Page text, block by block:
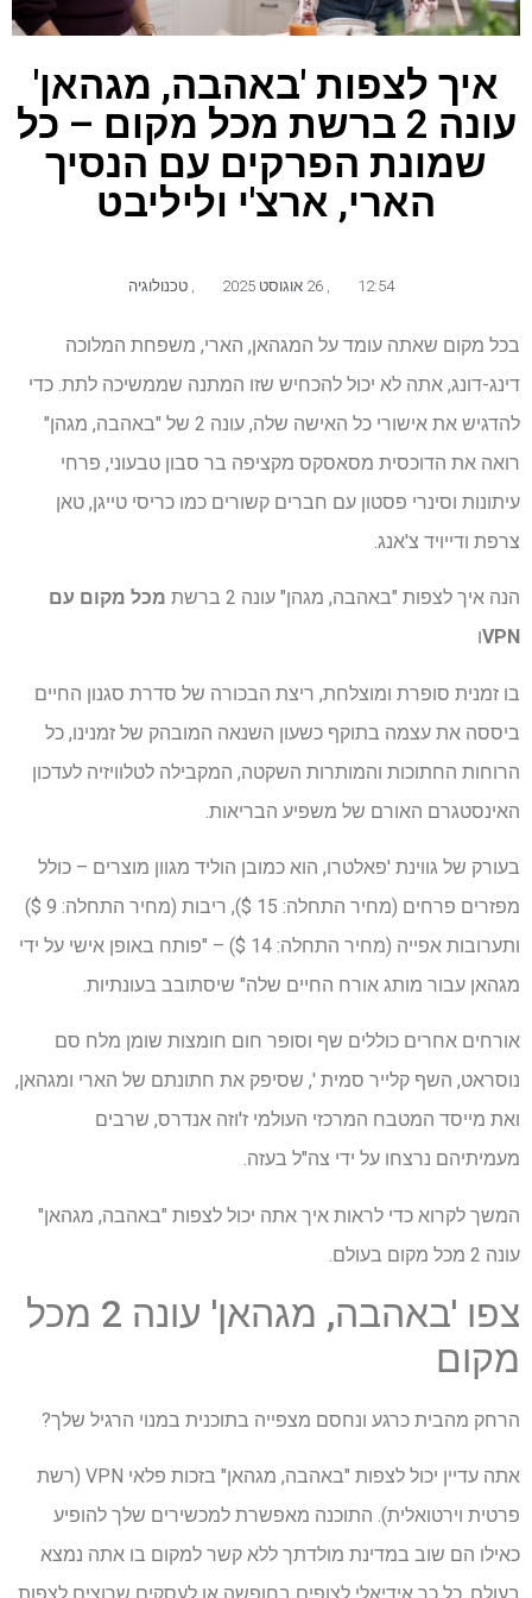
איך לצפות 'באהבה, מגהאן'
עונה 2 ברשת מכל מקום – כל
שמונת הפרקים עם הנסיך
הארי, ארצ'י וליליבט
12:54 טכנולוגיה
בכל מקום שאתה עומד על המגהאן, הארי, משפחת המלוכה
דינג-דונג, אתה לא יכול להכחיש שזו המתנה שממשיכה לתת. כדי
להדגיש את אישורי כל האישה שלה, עונה 2 של "באהבה, מגהן"
רואה את הדוכסית מסאסקס מקציפה בר סבון טבעוני, פרחי
עיתונות וסינרי פסטון עם חברים קשורים כמו כריסי טייגן, טאן
צרפת ודייויד צ'אנג.
הנה איך לצפות "באהבה, מגהן" עונה 2 ברשת
מכל מקום עם
VPNו
בו זמנית סופרת ומוצלחת, ריצת הבכורה של סדרת סגנון החיים
ביססה את עצמה בתוקף כשעון השנאה המובהק של זמנינו, כל
הרוחות החתוכות והמותרות השקטה, המקבילה לטלוויזיה לעדכון
האינסטגרם האורם של משפיע הבריאות.
בעורק של גווינת 'פאלטרו, הוא כמובן הוליד מגוון מוצרים – כולל
מפזרים פרחים (מחיר התחלה: 15 $), ריבות (מחיר התחלה: 9 $)
ותערובות אפייה (מחיר התחלה: 14 $) – "פותח באופן אישי על ידי
מגהאן עבור מותג אורח החיים שלה" שיסתובב בעונתיות.
אורחים אחרים כוללים שף וסופר חום חומצות שומן מלח סם
נוסראט, השף קלייר סמית ', שסיפק את חתונתם של הארי ומגהאן,
ואת מייסד המטבח המרכזי העולמי ז'וזה אנדרס, שרבים
מעמיתיהם נרצחו על ידי צה"ל בעזה.
המשך לקרוא כדי לראות איך אתה יכול לצפות "באהבה, מגהאן"
עונה 2 מכל מקום בעולם.
צפו 'באהבה, מגהאן' עונה 2 מכל
מקום
הרחק מהבית כרגע ונחסם מצפייה בתוכנית במנוי הרגיל שלך?
אתה עדיין יכול לצפות "באהבה, מגהאן" בזכות פלאי VPN (רשת
פרטית וירטואלית). התוכנה מאפשרת למכשירים שלך להופיע
כאילו הם שוב במדינת מולדתך ללא קשר למקום בו אתה נמצא